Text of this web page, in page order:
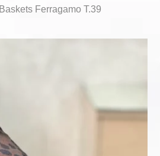
Baskets Ferragamo T.39